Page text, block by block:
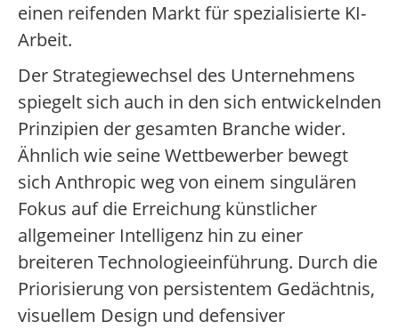
einen reifenden Markt für spezialisierte KI-
Arbeit.
Der Strategiewechsel des Unternehmens
spiegelt sich auch in den sich entwickelnden
Prinzipien der gesamten Branche wider.
Ähnlich wie seine Wettbewerber bewegt
sich Anthropic weg von einem singulären
Fokus auf die Erreichung künstlicher
allgemeiner Intelligenz hin zu einer
breiteren Technologieeinführung. Durch die
Priorisierung von persistentem Gedächtnis,
visuellem Design und defensiver